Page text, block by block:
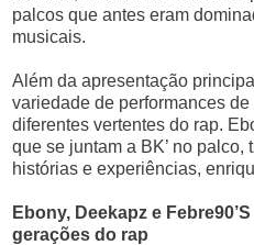
palcos que antes eram
musicais.
Além da apresentação
variedade de performances
diferentes vertentes do rap.
que se juntam a BK’ no palco,
histórias e experiências,
Ebony, Deekapz e
gerações do rap